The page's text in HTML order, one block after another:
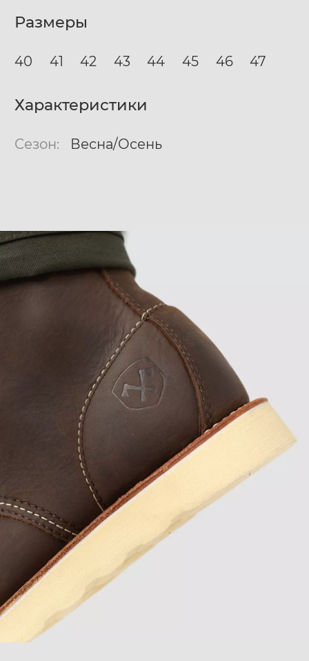
Размеры
40 41 42 43 44 45 46 47
Характеристики
Сезон: Весна/Осень